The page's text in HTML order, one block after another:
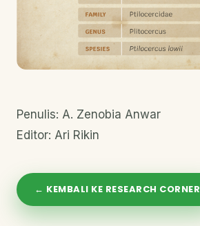
Penulis: A. Zenobia Anwar
Editor: Ari Rikin
← KEMBALI KE RESEARCH CORNER